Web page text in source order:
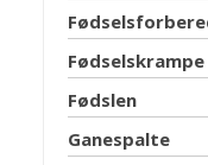
Fødselskrampe
Fødslen
Ganespalte